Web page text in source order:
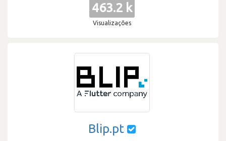
463.2 k
Visualizações
Blip.pt